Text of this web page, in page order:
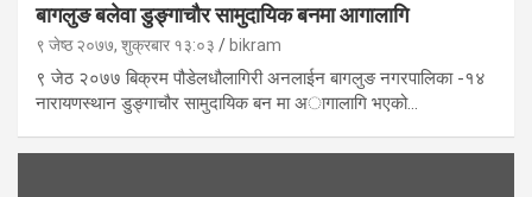
बागलुङ बलेवा डुङ्गाचौर सामुदायिक बनमा आगालागि
९ जेष्ठ २०७७, शुक्रबार १३:०३ bikram
९ जेठ २०७७ बिक्रम पौडेलधौलागिरी अनलाईन बागलुङ नगरपालिका -१४
नारायणस्थान डुङ्गाचौर सामुदायिक बन मा अागालागि भएको…